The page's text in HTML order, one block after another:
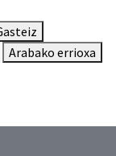
Arabako errioxa